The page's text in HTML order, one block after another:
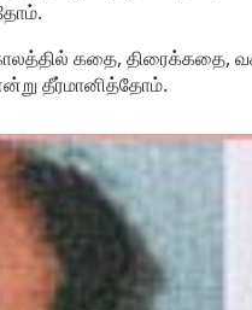
கதை, திரைக்கதை,
தீர்மானித்தோம்.